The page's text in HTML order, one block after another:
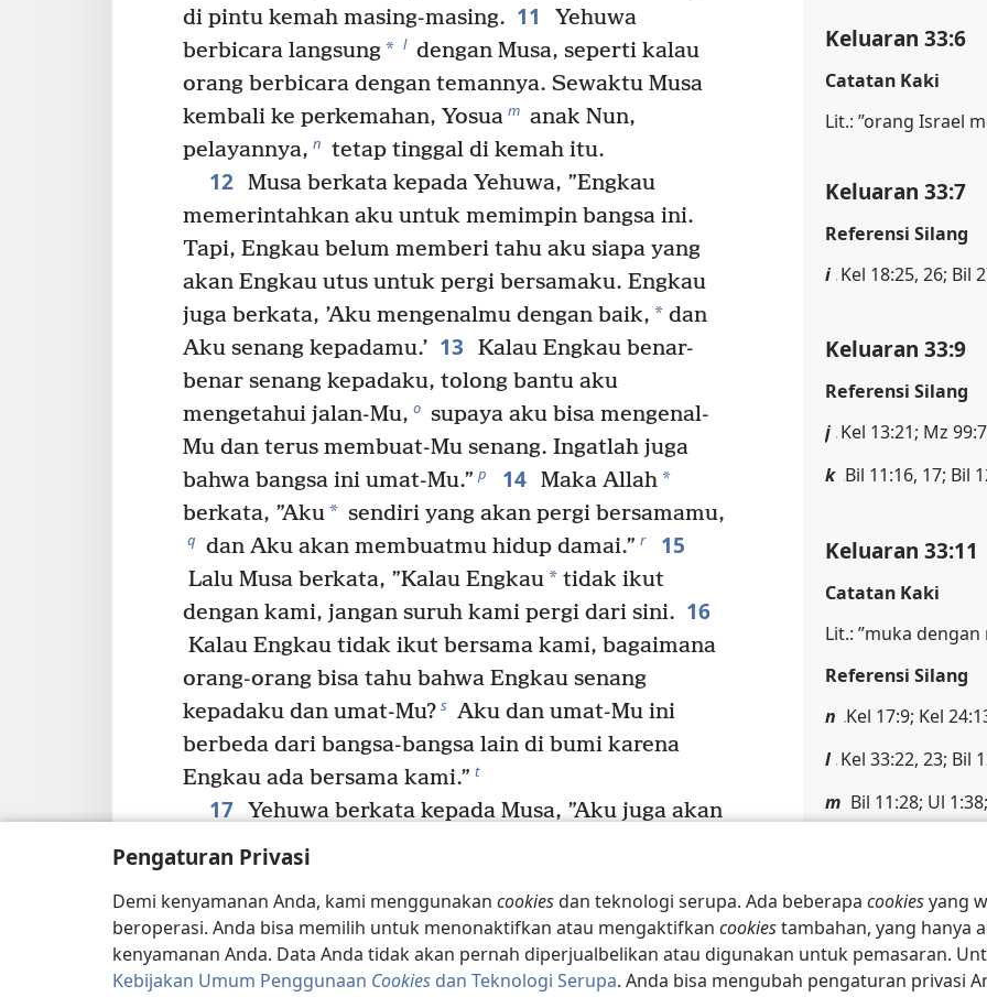
Pengaturan Privasi
Demi kenyamanan Anda, kami menggunakan cookiesdan teknologi serupa. Ada beberapa cookiesyang
beroperasi. Anda bisa memilih untuk menonaktifkan atau mengaktifkan cookiestambahan, yang hanya
kenyamanan Anda. Data Anda tidak akan pernah diperjualbelikan atau digunakan untuk pemasaran.
Kebijakan Umum Penggunaan Cookies dan Teknologi Serupa. Anda bisa mengubah pengaturan privasi
di pintu kemah masing-masing. 11
Yehuwa
berbicara langsung* l dengan Musa, seperti kalau
orang berbicara dengan temannya. Sewaktu Musa
kembali ke perkemahan, Yosua m anak Nun,
pelayannya, n tetap tinggal di kemah itu.
12 Musa berkata kepada Yehuwa, ”Engkau
memerintahkan aku untuk memimpin bangsa ini.
Tapi, Engkau belum memberi tahu aku siapa yang
akan Engkau utus untuk pergi bersamaku. Engkau
juga berkata, ’Aku mengenalmu dengan baik, * dan
Aku senang kepadamu.’ 13
Kalau Engkau benar-
benar senang kepadaku, tolong bantu aku
mengetahui jalan-Mu, o supaya aku bisa mengenal-
Mu dan terus membuat-Mu senang. Ingatlah juga
bahwa bangsa ini umat-Mu.” p 14 Maka Allah*
berkata, ”Aku* sendiri yang akan pergi bersamamu,
q dan Aku akan membuatmu hidup damai.” r 15
Lalu Musa berkata, ”Kalau Engkau* tidak ikut
dengan kami, jangan suruh kami pergi dari sini. 16
Kalau Engkau tidak ikut bersama kami, bagaimana
orang-orang bisa tahu bahwa Engkau senang
kepadaku dan umat-Mu? s Aku dan umat-Mu ini
berbeda dari bangsa-bangsa lain di bumi karena
Engkau ada bersama kami.” t
17 Yehuwa berkata kepada Musa, ”Aku juga akan
memenuhi permintaanmu yang tadi, karena Aku
baik.” * 18 Maka Musa berkata, ”Izinkan aku
melihat kemuliaan-Mu.” 19 Tapi Allah *
berkata,
”Aku akan mengizinkan kamu melihat semua
Keluaran 33:6
Catatan Kaki
Lit.: ”orang Israel
Keluaran 33:7
Referensi Silang
i Kel 18:25, 26; Bil
Keluaran 33:9
Referensi Silang
j Kel 13:21; Mz 99:7
k Bil 11:16, 17; Bil
Keluaran 33:11
Catatan Kaki
Lit.: ”muka dengan
Referensi Silang
n Kel 17:9; Kel
l Kel 33:22, 23; Bil
m Bil 11:28; Ul
Catatan Kaki
Lit.: ”Aku